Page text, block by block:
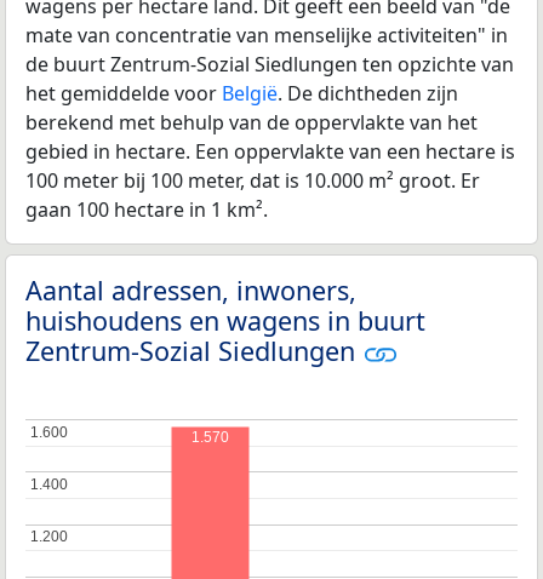
wagens per hectare land. Dit geeft een beeld van "de
mate van concentratie van menselijke activiteiten" in
de buurt Zentrum-Sozial Siedlungen ten opzichte van
het gemiddelde voor België. De dichtheden zijn
berekend met behulp van de oppervlakte van het
gebied in hectare. Een oppervlakte van een hectare is
100 meter bij 100 meter, dat is 10.000 m² groot. Er
gaan 100 hectare in 1 km².
Aantal adressen, inwoners,
huishoudens en wagens in buurt
Zentrum-Sozial Siedlungen
1.200
1.200
1.400
1.400
1.600
1.600 1.570